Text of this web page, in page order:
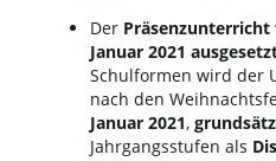
Der Präsenzunterricht
Januar 2021
Schulformen wird der
nach den
Januar 2021,
Jahrgangsstufen als